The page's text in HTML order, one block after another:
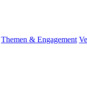
Themen & Engagement